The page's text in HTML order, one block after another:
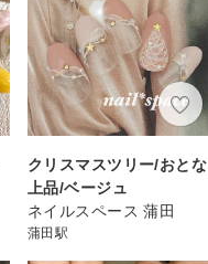
クリスマスツリー/おとな
上品/ベージュ
ネイルスペース 蒲田
蒲田駅